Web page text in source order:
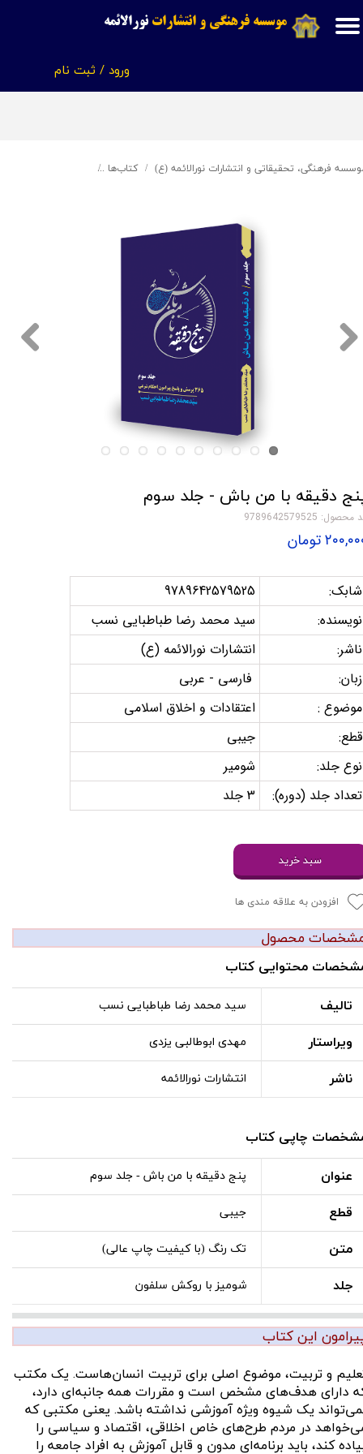
موسسه فرهنگی و انتشاراتنورالائمه
ورود / ثبت نام
حساب کاربری من
فرهنگی، تحقیقاتی و انتشارات نورالائمه (ع) کتاب‌ها
دقیقه با من باش - جلد سوم
9789642579525
تومان
شابک:
9789642579525
نویسنده:
سید محمد رضا طباطبایی نسب
ناشر:
انتشارات نورالائمه (ع)
زبان:
فارسی - عربی
موضوع :
اعتقادات و اخلاق اسلامی
قطع:
جیبی
نوع جلد:
شومیر
تعداد جلد (دوره):
3 جلد
سبد خرید
افزودن به علاقه مندی ها
محصول
محتوایی کتاب
تالیف سید محمد رضا طباطبایی نسب
ویراستار مهدی ابوطالبی یزدی
ناشر انتشارات نورالائمه
چاپی کتاب
عنوان پنج دقیقه با من باش - جلد سوم
قطع جیبی
متن تک رنگ (با کیفیت چاپ عالی)
جلد شومیز با روکش سلفون
این کتاب
و تربیت، موضوع اصلی برای تربیت انسان‌هاست. یک مکتب
دارای هدف‌های مشخص است و مقررات همه جانبه‌ای دارد،
یک شیوه ویژه آموزشی نداشته باشد. یعنی مکتبی که
در مردم طرح‌های خاص اخلاقی، اقتصاد و سیاسی را
کند، باید برنامه‌ای مدون و قابل آموزش به افراد جامعه را